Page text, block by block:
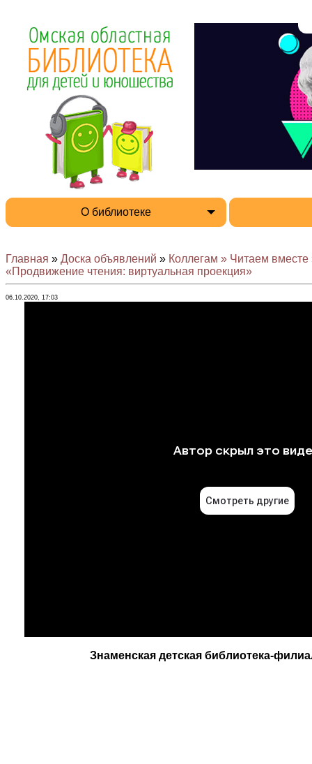
О библиотеке
Главная » Доска объявлений » Коллегам » Читаем
«Продвижение чтения: виртуальная проекция»
06.10.2020, 17:03
Знаменская детская библиотека-